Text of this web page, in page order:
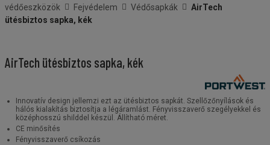
védőeszközök
Fejvédelem Védősapkák
AirTech
ütésbiztos sapka, kék
AirTech ütésbiztos sapka, kék
Innovatív design jellemzi ezt az ütésbiztos sapkát. Szellőzőnyílások és
hálós kialakítás biztosítja a légáramlást. Fényvisszaverő szegélyekkel és
középhosszú shilddel készül. Állítható méret.
CE minősítés
Fényvisszaverő csíkozás